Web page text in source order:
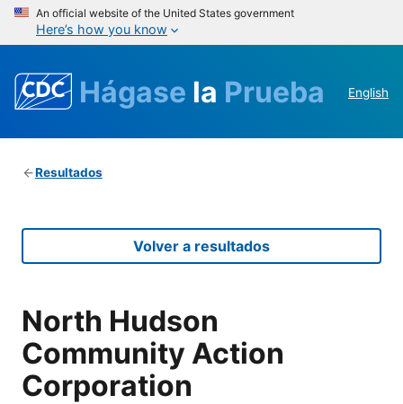
An official website of the United States government
Here’s how you know
Hágase la Prueba English
Resultados
Volver a resultados
North Hudson
Community Action
Corporation